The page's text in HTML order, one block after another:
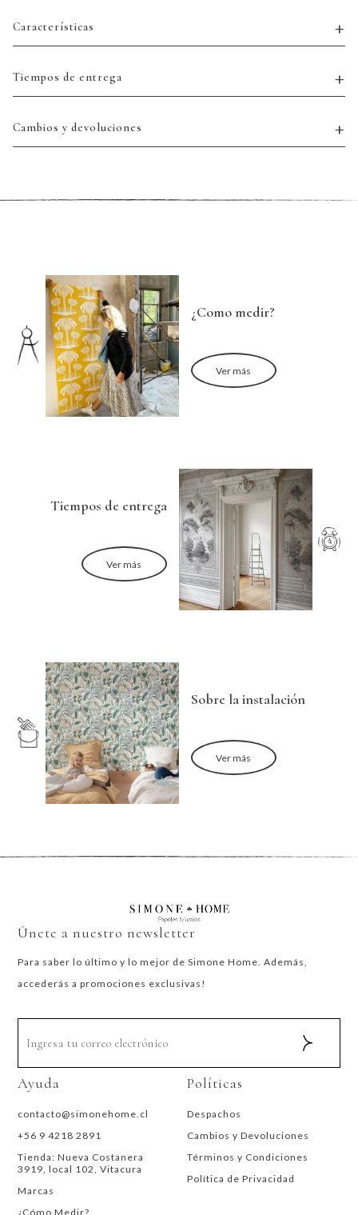
Características
Tiempos de entrega
Cambios y devoluciones
¿Como medir?
Ver más
Tiempos de entrega
Ver más
Sobre la instalación
Ver más
Únete a nuestro newsletter
Para saber lo último y lo mejor de Simone Home. Además,
accederás a promociones exclusivas!
Ayuda
contacto@simonehome.cl
+56 9 4218 2891
Tienda: Nueva Costanera
3919, local 102, Vitacura
Marcas
¿Cómo Medir?
Políticas
Despachos
Cambios y Devoluciones
Términos y Condiciones
Política de Privacidad